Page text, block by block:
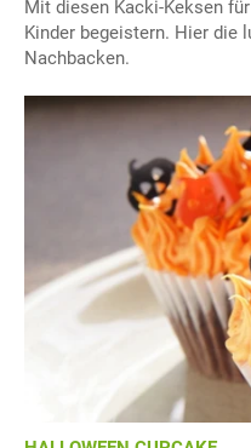
Mit diesen Kacki-Keksen
Kinder begeistern. Hier die
Nachbacken.